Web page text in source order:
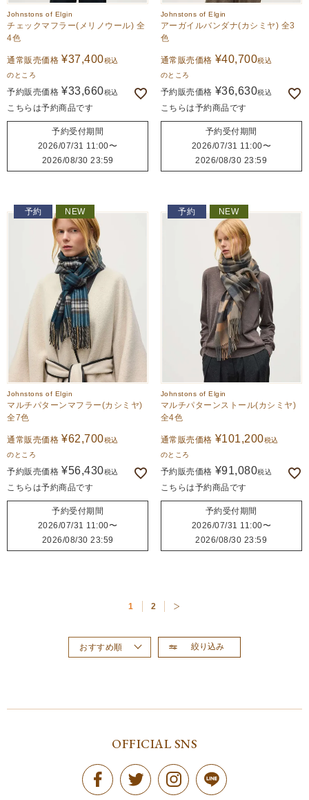
Johnstons of Elgin
チェックマフラー(メリノウール) 全
4色
通常販売価格 ¥37,400税込
のところ
予約販売価格 ¥33,660税込
こちらは予約商品です
予約受付期間
2026/07/31 11:00〜
2026/08/30 23:59
Johnstons of Elgin
アーガイルバンダナ(カシミヤ) 全3
色
通常販売価格 ¥40,700税込
のところ
予約販売価格 ¥36,630税込
こちらは予約商品です
予約受付期間
2026/07/31 11:00〜
2026/08/30 23:59
予約 NEW
Johnstons of Elgin
マルチパターンマフラー(カシミヤ)
全7色
通常販売価格 ¥62,700税込
のところ
予約販売価格 ¥56,430税込
こちらは予約商品です
予約受付期間
2026/07/31 11:00〜
2026/08/30 23:59
予約 NEW
Johnstons of Elgin
マルチパターンストール(カシミヤ)
全4色
通常販売価格 ¥101,200税込
のところ
予約販売価格 ¥91,080税込
こちらは予約商品です
予約受付期間
2026/07/31 11:00〜
2026/08/30 23:59
絞り込み
おすすめ順
1 2
OFFICIAL SNS